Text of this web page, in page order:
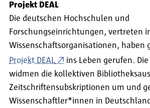
Projekt DEAL
Die deutschen Hochschulen und
Forschungseinrichtungen, vertreten
Wissenschaftsorganisationen, haben
Projekt DEAL
ins Leben gerufen. Die
widmen die kollektiven
Zeitschriftensubskriptionen um und
Wissenschaftler*innen in